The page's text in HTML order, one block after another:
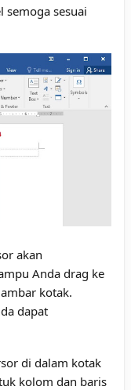
sesuai
akan
Anda drag ke
kotak.
dapat
di dalam kotak
kolom dan baris